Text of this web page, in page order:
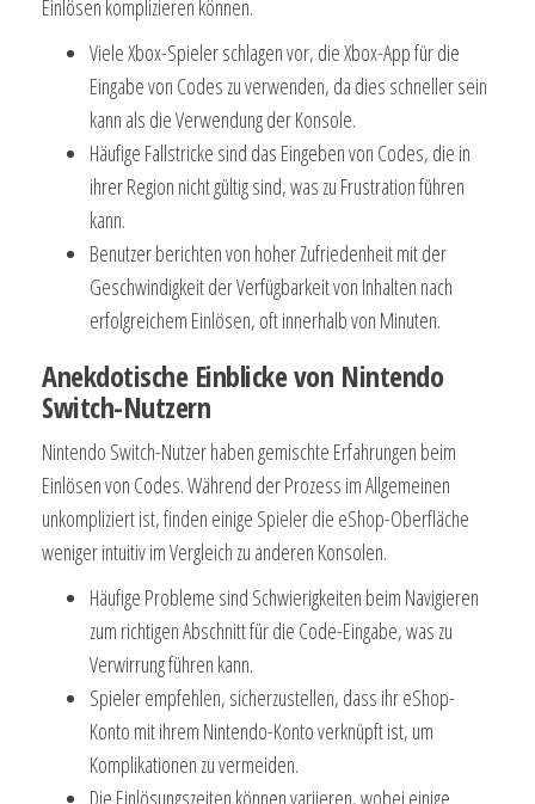
Einlösen komplizieren können.
Viele Xbox-Spieler schlagen vor, die Xbox-App für die
Eingabe von Codes zu verwenden, da dies schneller sein
kann als die Verwendung der Konsole.
Häufige Fallstricke sind das Eingeben von Codes, die in
ihrer Region nicht gültig sind, was zu Frustration führen
kann.
Benutzer berichten von hoher Zufriedenheit mit der
Geschwindigkeit der Verfügbarkeit von Inhalten nach
erfolgreichem Einlösen, oft innerhalb von Minuten.
Anekdotische Einblicke von Nintendo
Switch-Nutzern
Nintendo Switch-Nutzer haben gemischte Erfahrungen beim
Einlösen von Codes. Während der Prozess im Allgemeinen
unkompliziert ist, finden einige Spieler die eShop-Oberfläche
weniger intuitiv im Vergleich zu anderen Konsolen.
Häufige Probleme sind Schwierigkeiten beim Navigieren
zum richtigen Abschnitt für die Code-Eingabe, was zu
Verwirrung führen kann.
Spieler empfehlen, sicherzustellen, dass ihr eShop-
Konto mit ihrem Nintendo-Konto verknüpft ist, um
Komplikationen zu vermeiden.
Die Einlösungszeiten können variieren, wobei einige